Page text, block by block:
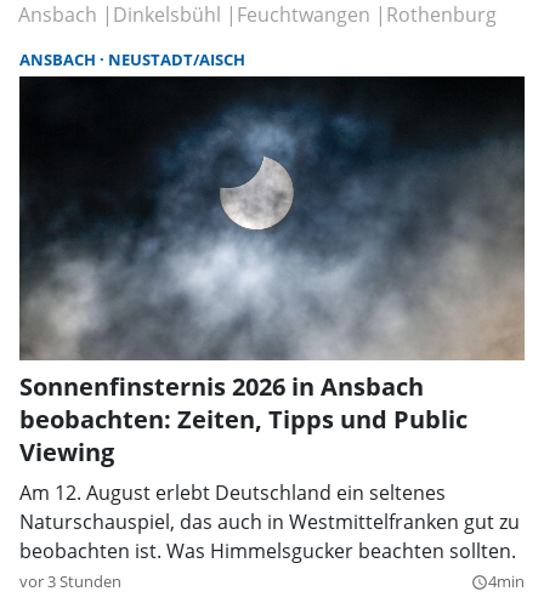
Ansbach Dinkelsbühl Feuchtwangen Rothenburg
ANSBACH NEUSTADT/AISCH
Sonnenfinsternis 2026 in Ansbach
beobachten: Zeiten, Tipps und Public
Viewing
Am 12. August erlebt Deutschland ein seltenes
Naturschauspiel, das auch in Westmittelfranken gut zu
beobachten ist. Was Himmelsgucker beachten sollten.
vor 3 Stunden query_builder4min